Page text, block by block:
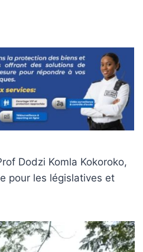
Dodzi Komla Kokoroko,
pour les législatives et